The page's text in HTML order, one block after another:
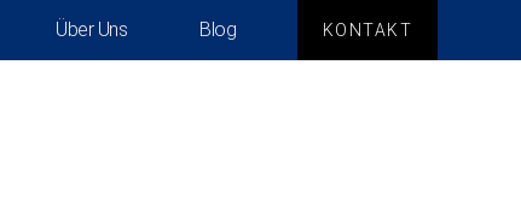
Über Uns Blog KONTAKT